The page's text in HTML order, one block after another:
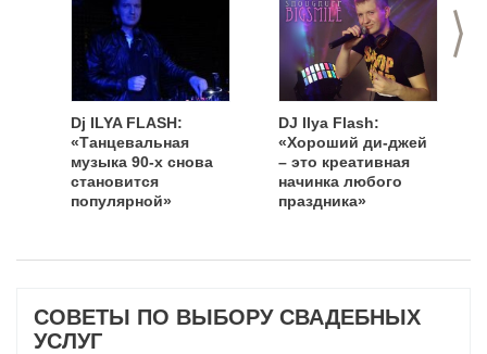
>
Dj ILYA FLASH:
«Танцевальная
музыка 90-х снова
становится
популярной»
DJ Ilya Flash:
«Хороший ди-джей
– это креативная
начинка любого
праздника»
СОВЕТЫ ПО ВЫБОРУ СВАДЕБНЫХ
УСЛУГ